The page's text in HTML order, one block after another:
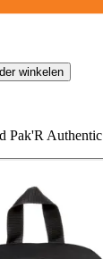
winkelen
Pak'R Authentic